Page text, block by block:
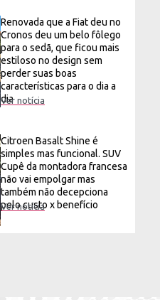
Renovada que a Fiat deu no
Cronos deu um belo fôlego
para o sedã, que ficou mais
estiloso no design sem
perder suas boas
características para o dia a
dia
Ver notícia
Citroen Basalt Shine é
simples mas funcional. SUV
Cupê da montadora francesa
não vai empolgar mas
também não decepciona
pelo custo x benefício
Ver notícia